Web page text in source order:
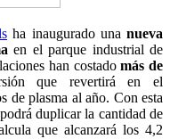
ha inaugurado una nueva
en el parque industrial de
han costadomás de
que revertirá en el
de plasma al año. Con esta
duplicar la cantidad de
que alcanzará los 4,2